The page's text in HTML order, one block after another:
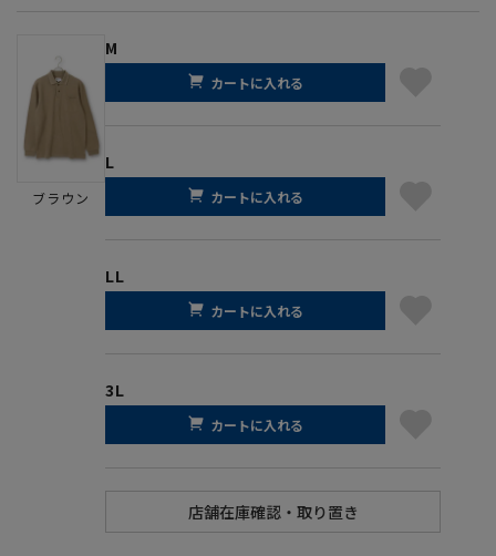
ブラウン
M
カートに入れる
L
カートに入れる
LL
カートに入れる
3L
カートに入れる